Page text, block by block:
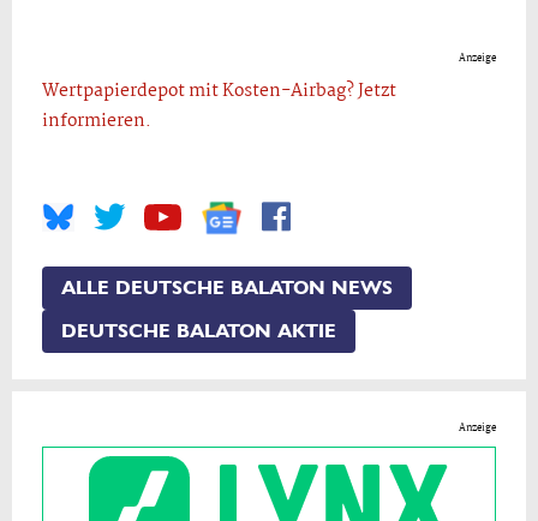
Anzeige
Wertpapierdepot mit Kosten-Airbag? Jetzt
informieren.
ALLE DEUTSCHE BALATON NEWS
DEUTSCHE BALATON AKTIE
Anzeige